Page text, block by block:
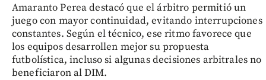
Amaranto Perea destacó que el árbitro permitió un
juego con mayor continuidad, evitando interrupciones
constantes. Según el técnico, ese ritmo favorece que
los equipos desarrollen mejor su propuesta
futbolística, incluso si algunas decisiones arbitrales no
beneficiaron al DIM.